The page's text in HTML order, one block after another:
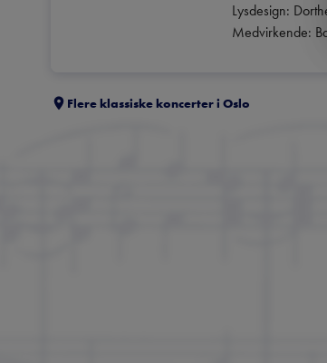
Lysdesign:
Medvirkende:
Flere klassiske koncerter i Oslo